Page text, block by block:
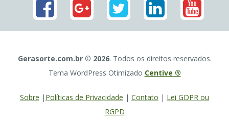
Gerasorte.com.br © 2026. Todos os direitos reservados.
Tema WordPress Otimizado Centive ®
Sobre | Políticas de Privacidade | Contato | Lei GDPR ou
RGPD